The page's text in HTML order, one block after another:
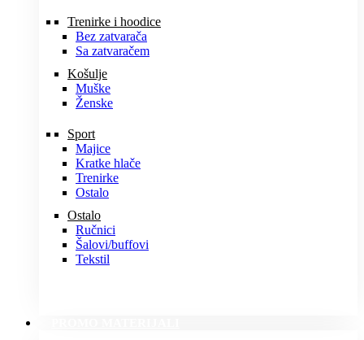
Trenirke i hoodice
Bez zatvarača
Sa zatvaračem
Košulje
Muške
Ženske
Sport
Majice
Kratke hlače
Trenirke
Ostalo
Ostalo
Ručnici
Šalovi/buffovi
Tekstil